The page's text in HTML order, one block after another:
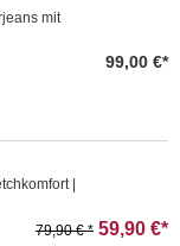
mit
99,00 €*
|
79,90 € * 59,90 €*